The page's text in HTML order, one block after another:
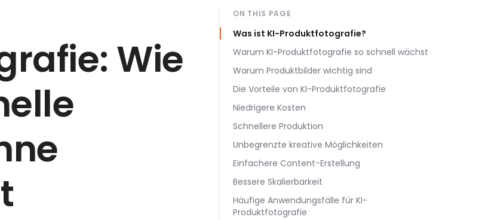
Wie
ON THIS PAGE
Was ist KI-Produktfotografie?
Warum KI-Produktfotografie so schnell wächst
Warum Produktbilder wichtig sind
Die Vorteile von KI-Produktfotografie
Niedrigere Kosten
Schnellere Produktion
Unbegrenzte kreative Möglichkeiten
Einfachere Content-Erstellung
Bessere Skalierbarkeit
Häufige Anwendungsfälle für KI-
Produktfotografie